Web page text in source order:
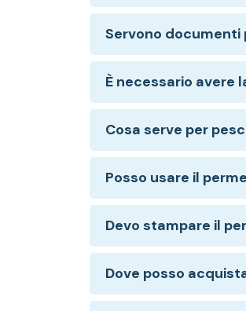
Servono documenti
È necessario avere
Cosa serve per
Posso usare il
Devo stampare il
Dove posso